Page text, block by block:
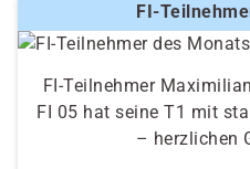
FI-
FI-Teilnehmer
FI 05 hat seine T1 mit
– herzlichen